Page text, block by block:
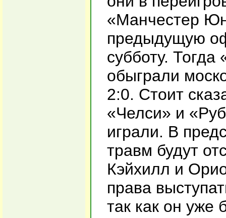
«Манчестер
предыдущую
субботу.
обыграли
2:0. Стоит
«Челси» и
играли. В
травм будут
Кэйхилл и
права
так как он уже